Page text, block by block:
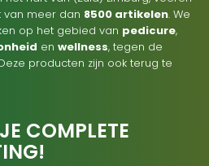
meer dan 8500 artikelen. We
op het gebied van pedicure,
en wellness, tegen de
producten zijn ook terug te
COMPLETE